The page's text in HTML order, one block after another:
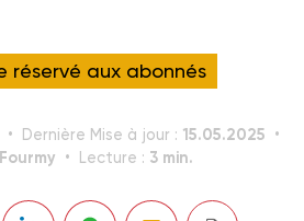
réservé aux abonnés
Dernière Mise à jour : 15.05.2025
Lecture : 3 min.